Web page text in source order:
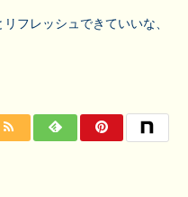
フレッシュできていいな、